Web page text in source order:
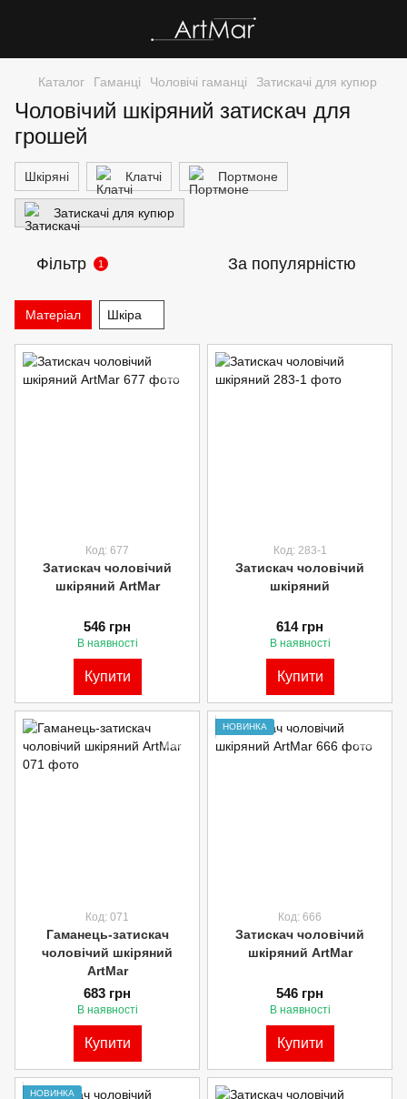
Каталог Гаманці Чоловічі гаманці Затискачі для купюр
Чоловічий шкіряний затискач для
грошей
Шкіряні Клатчі Портмоне
Затискачі для купюр
Фільтр 1 За популярністю
Матеріал Шкіра
Код: 677
Затискач чоловічий
шкіряний ArtMar
546 грн
В наявності
Купити
Код: 283-1
Затискач чоловічий
шкіряний
614 грн
В наявності
Купити
Код: 071
Гаманець-затискач
чоловічий шкіряний
ArtMar
683 грн
В наявності
Купити
НОВИНКА
Код: 666
Затискач чоловічий
шкіряний ArtMar
546 грн
В наявності
Купити
НОВИНКА